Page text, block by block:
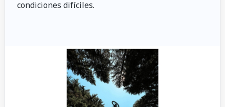
condiciones difíciles.